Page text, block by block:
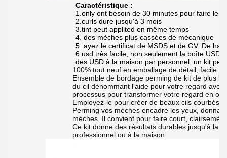
Caractéristique :
1.only ont besoin de 30 minutes pour faire les
2.curls dure jusqu'à 3 mois
3.tint peut applited en même temps
4. des mèches plus cassées de mécanique
5. ayez le certificat de MSDS et de GV. De
6.usd très facile, non seulement la boîte USD
des USD à la maison par personnel, un kit
100% tout neuf en emballage de détail, facile
Ensemble de bordage perming de kit de plus
du cil dénommant l'aide pour votre regard
processus pour transformer votre regard en o
Employez-le pour créer de beaux cils courbés
Perming vos mèches encadre les yeux,
mèches. Il convient pour faire court,
Ce kit donne des résultats durables jusqu'à la
professionnel ou à la maison.